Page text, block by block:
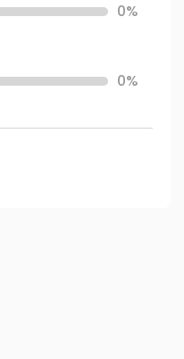
0%
0%